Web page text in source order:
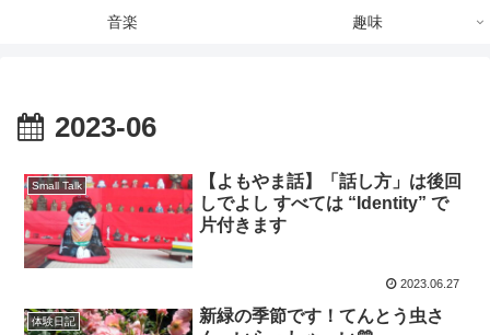
音楽 趣味
2023-06
Small Talk
【よもやま話】「話し方」は後回
しでよし すべては “Identity” で
片付きます
2023.06.27
体験日記
新緑の季節です！てんとう虫さ